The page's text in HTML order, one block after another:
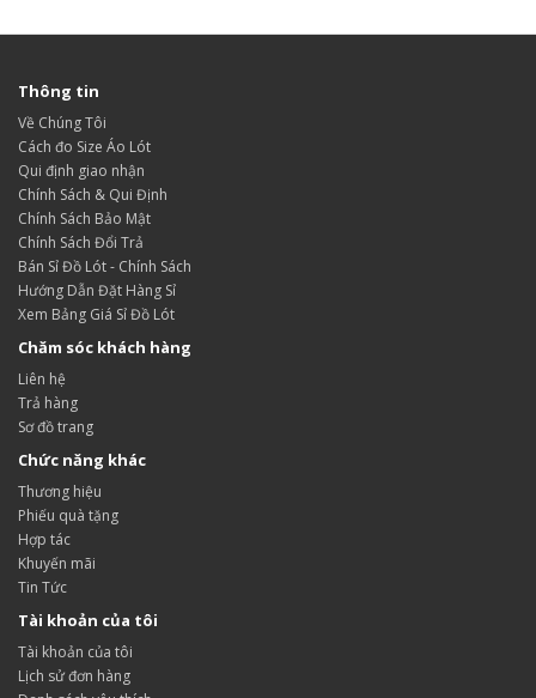
Thông tin
Về Chúng Tôi
Cách đo Size Áo Lót
Qui định giao nhận
Chính Sách & Qui Định
Chính Sách Bảo Mật
Chính Sách Đổi Trả
Bán Sỉ Đồ Lót - Chính Sách
Hướng Dẫn Đặt Hàng Sỉ
Xem Bảng Giá Sỉ Đồ Lót
Chăm sóc khách hàng
Liên hệ
Trả hàng
Sơ đồ trang
Chức năng khác
Thương hiệu
Phiếu quà tặng
Hợp tác
Khuyến mãi
Tin Tức
Tài khoản của tôi
Tài khoản của tôi
Lịch sử đơn hàng